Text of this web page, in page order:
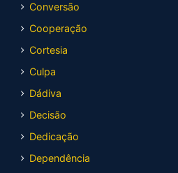
Conversão
Cooperação
Cortesia
Culpa
Dádiva
Decisão
Dedicação
Dependência